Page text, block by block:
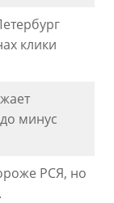
клики
минус
РСЯ, но